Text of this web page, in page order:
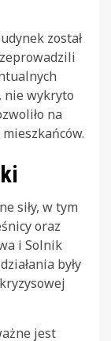
został
nie wykryto
na
siły, w tym
oraz
i Solnik
były
jest